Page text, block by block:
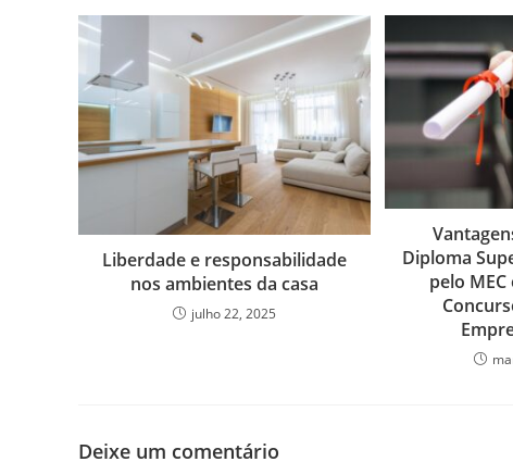
Liberdade e responsabilidade
nos ambientes da casa
julho 22, 2025
Diploma
pelo
Deixe um comentário